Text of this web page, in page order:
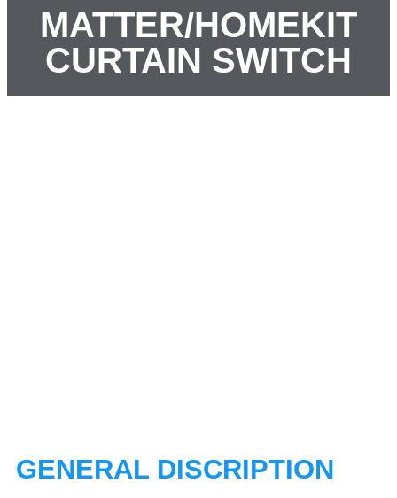
MATTER/HOMEKIT
CURTAIN SWITCH
GENERAL DISCRIPTION